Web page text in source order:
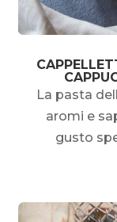
La pasta
aromi e
gusto